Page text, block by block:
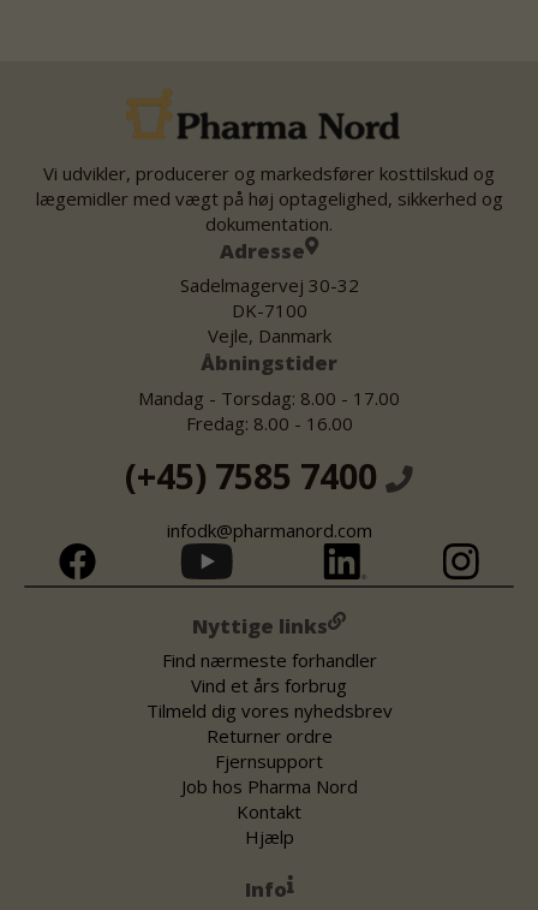
Vi udvikler, producerer og markedsfører kosttilskud og
lægemidler med vægt på høj optagelighed, sikkerhed og
dokumentation.
Adresse
Sadelmagervej 30-32
DK-7100
Vejle, Danmark
Åbningstider
Mandag - Torsdag: 8.00 - 17.00
Fredag: 8.00 - 16.00
(+45) 7585 7400
infodk@pharmanord.com
Nyttige links
Find nærmeste forhandler
Vind et års forbrug
Tilmeld dig vores nyhedsbrev
Returner ordre
Fjernsupport
Job hos Pharma Nord
Kontakt
Hjælp
Info